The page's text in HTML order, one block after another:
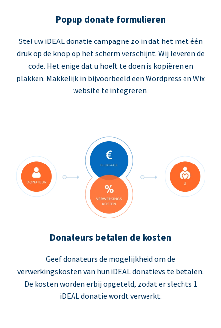
Popup donate formulieren
Stel uw iDEAL donatie campagne zo in dat het met één
druk op de knop op het scherm verschijnt. Wij leveren de
code. Het enige dat u hoeft te doen is kopiëren en
plakken. Makkelijk in bijvoorbeeld een Wordpress en Wix
website te integreren.
Donateurs betalen de kosten
Geef donateurs de mogelijkheid om de
verwerkingskosten van hun iDEAL donatievs te betalen.
De kosten worden erbij opgeteld, zodat er slechts 1
iDEAL donatie wordt verwerkt.